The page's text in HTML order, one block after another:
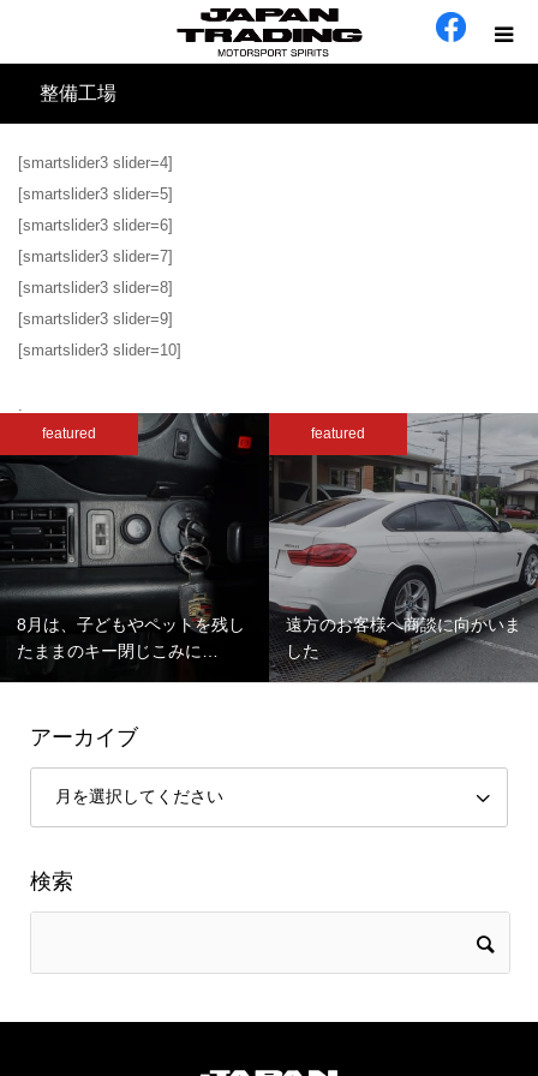
整備工場
[smartslider3 slider=4]
[smartslider3 slider=5]
[smartslider3 slider=6]
[smartslider3 slider=7]
[smartslider3 slider=8]
[smartslider3 slider=9]
[smartslider3 slider=10]
.
featured
8月は、子どもやペットを残し
たままのキー閉じこみに…
featured
遠方のお客様へ商談に向かいま
した
アーカイブ
検索
ホーム
在庫車
お問い合わせ